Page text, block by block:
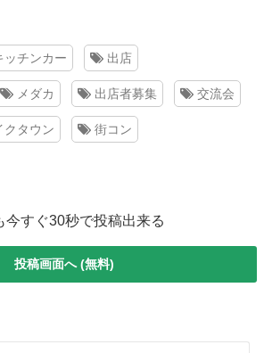
ッチンカー 出店
メダカ 出店者募集 交流会
クタウン 街コン
今すぐ30秒で投稿出来る
投稿画面へ (無料)